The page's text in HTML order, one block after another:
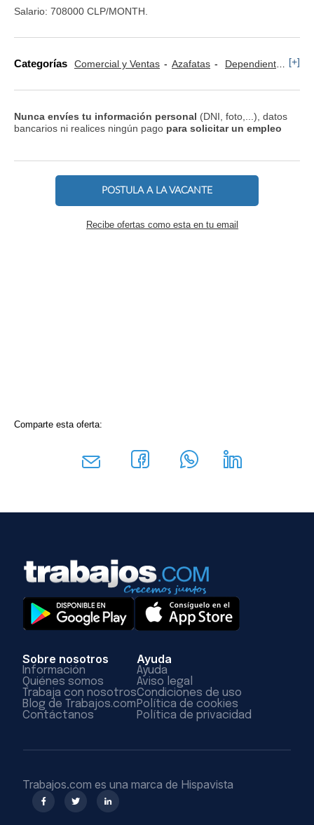
Salario: 708000 CLP/MONTH.
Categorías Comercial y Ventas Azafatas Dependientes [+]
Nunca envíes tu información personal (DNI, foto,...), datos
bancarios ni realices ningún pago para solicitar un empleo
POSTULA A LA VACANTE
Recibe ofertas como esta en tu email
Comparte esta oferta:
Sobre nosotros
Información
Quiénes somos
Trabaja con nosotros
Blog de Trabajos.com
Contáctanos
Ayuda
Ayuda
Aviso legal
Condiciones de uso
Política de cookies
Política de privacidad
Trabajos.com es una marca de Hispavista